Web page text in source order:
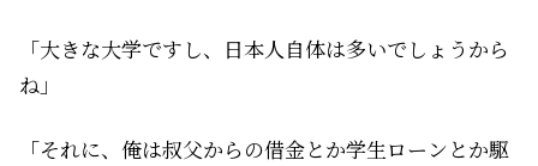
「大きな大学ですし、日本人自体は多いでしょうから
ね」
「それに、俺は叔父からの借金とか学生ローンとか駆